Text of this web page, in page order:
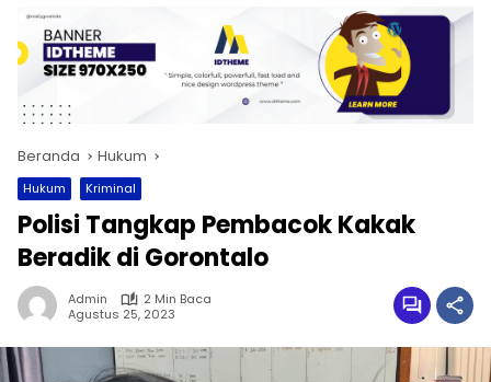
Beranda Hukum
Hukum Kriminal
Polisi Tangkap Pembacok Kakak
Beradik di Gorontalo
Admin
2 Min Baca
Agustus 25, 2023